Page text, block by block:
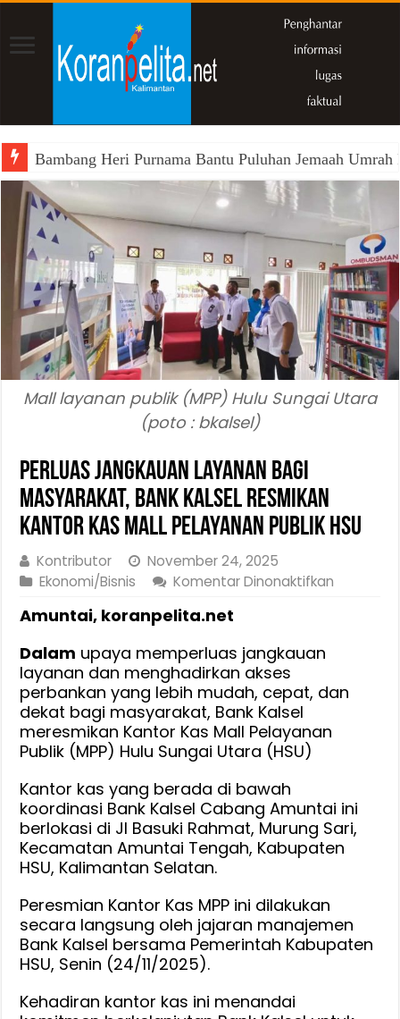
Bambang Heri Purnama Bantu Puluhan Jemaah
Mall layanan publik (MPP) Hulu Sungai Utara
(poto : bkalsel)
Perluas Jangkauan Layanan Bagi
Masyarakat, Bank Kalsel Resmikan
Kantor Kas Mall Pelayanan Publik HSU
Kontributor
November 24, 2025
Ekonomi/Bisnis
Komentar Dinonaktifkan
Bank
Mall
Publik
Amuntai, koranpelita.net
Dalam upaya memperluas jangkauan
layanan dan menghadirkan akses
perbankan yang lebih mudah, cepat, dan
dekat bagi masyarakat, Bank Kalsel
meresmikan Kantor Kas Mall Pelayanan
Publik (MPP) Hulu Sungai Utara (HSU)
Kantor kas yang berada di bawah
koordinasi Bank Kalsel Cabang Amuntai ini
berlokasi di Jl Basuki Rahmat, Murung Sari,
Kecamatan Amuntai Tengah, Kabupaten
HSU, Kalimantan Selatan.
Peresmian Kantor Kas MPP ini dilakukan
secara langsung oleh jajaran manajemen
Bank Kalsel bersama Pemerintah Kabupaten
HSU, Senin (24/11/2025).
Kehadiran kantor kas ini menandai